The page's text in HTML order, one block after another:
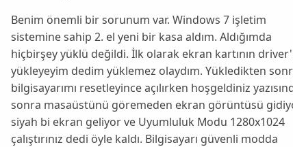
Benim önemli bir sorunum var. Windows 7 işletim
sistemine sahip 2. el yeni bir kasa aldım. Aldığımda
hiçbirşey yüklü değildi. İlk olarak ekran kartının
yükleyeyim dedim yüklemez olaydım. Yükledikten
bilgisayarımı resetleyince açılırken hoşgeldiniz
sonra masaüstünü göremeden ekran görüntüsü
siyah bi ekran geliyor ve Uyumluluk Modu 1280x1024
çalıştırınız dedi öyle kaldı. Bilgisayarı güvenli modda